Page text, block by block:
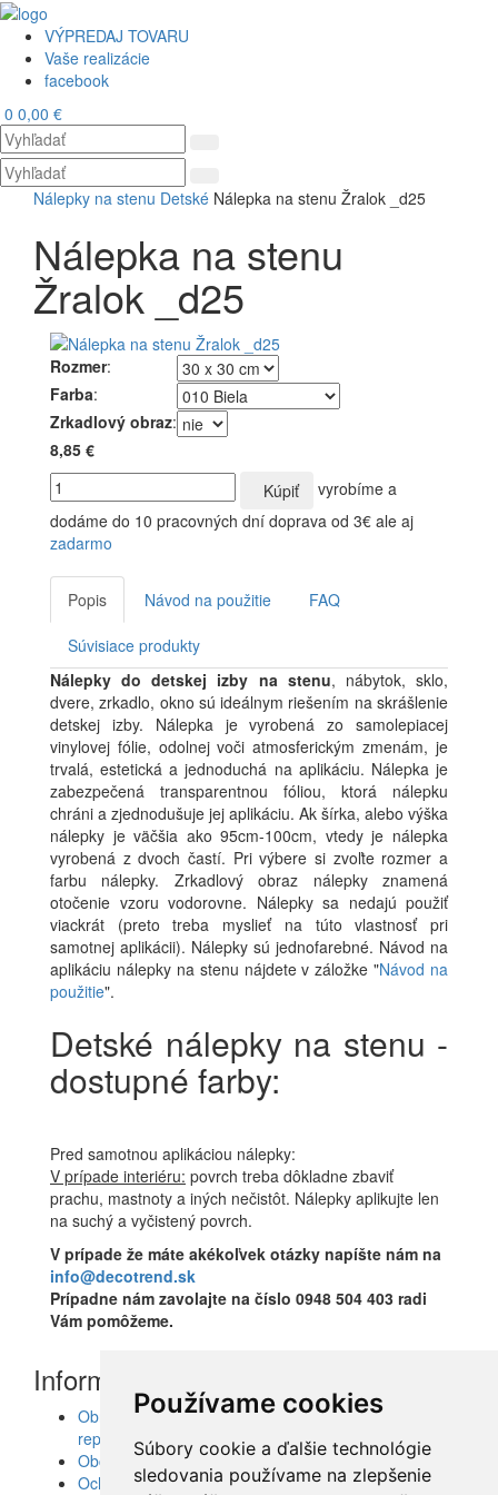
Používame cookies
Súbory cookie a ďalšie technológie
sledovania používame na zlepšenie
VÝPREDAJ TOVARU
Vaše realizácie
facebook
0 0,00 €
Nálepky na stenu Detské Nálepka na stenu Žralok _d25
Nálepka na stenu
Žralok _d25
Rozmer:
Farba:
Zrkadlový obraz:
8,85 €
Kúpiť
vyrobíme a
dodáme do 10 pracovných dní doprava od 3€ ale aj
zadarmo
Popis Návod na použitie FAQ
Súvisiace produkty
Nálepky do detskej izby na stenu, nábytok, sklo,
dvere, zrkadlo, okno sú ideálnym riešením na skrášlenie
detskej izby. Nálepka je vyrobená zo samolepiacej
vinylovej fólie, odolnej voči atmosferickým zmenám, je
trvalá, estetická a jednoduchá na aplikáciu. Nálepka je
zabezpečená transparentnou fóliou, ktorá nálepku
chráni a zjednodušuje jej aplikáciu. Ak šírka, alebo výška
nálepky je väčšia ako 95cm-100cm, vtedy je nálepka
vyrobená z dvoch častí. Pri výbere si zvoľte rozmer a
farbu nálepky. Zrkadlový obraz nálepky znamená
otočenie vzoru vodorovne. Nálepky sa nedajú použiť
viackrát (preto treba myslieť na túto vlastnosť pri
samotnej aplikácii). Nálepky sú jednofarebné. Návod na
aplikáciu nálepky na stenu nájdete v záložke "Návod na
použitie".
Detské nálepky na stenu -
dostupné farby:
Pred samotnou aplikáciou nálepky:
V prípade interiéru: povrch treba dôkladne zbaviť
prachu, mastnoty a iných nečistôt. Nálepky aplikujte len
na suchý a vyčistený povrch.
V prípade že máte akékoľvek otázky napíšte nám na
info@decotrend.sk
Prípadne nám zavolajte na číslo 0948 504 403 radi
Vám pomôžeme.
Informácie
Obrazy, nálepky, fototapety, šablóny, dekorácie,
reprodukcie
Obchodné podmienky
Ochrana osobných údajov